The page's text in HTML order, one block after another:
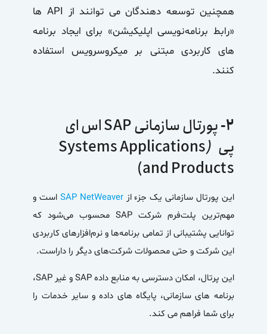
همچنین توسعه دهندگان می توانند از API ها
«رابط برنامه‌نویسی اپلیکیشن» برای ایجاد برنامه
های کاربردی مبتنی بر میکروسرویس استفاده
کنند.
۲-
پورتال سازمانی SAP اس ای
پی(
Systems Applications
and Products)
این پورتال سازمانییک جزء از SAP NetWeaver است و
مهم‌ترین پلت‌فرم شرکت SAP محسوب می‌شود که
توانایی پشتیبانی از تمامی برنامه‌ها و نرم‌افزارهای کاربردی
این شرکت و حتی محصولات شرکت‌های دیگر را داراست.
این پرتال، امکان دسترسی به منابع داده SAP و غیر SAP،
برنامه های سازمانی، پایگاه های داده و سایر خدمات را
برای شما فراهم می کند.